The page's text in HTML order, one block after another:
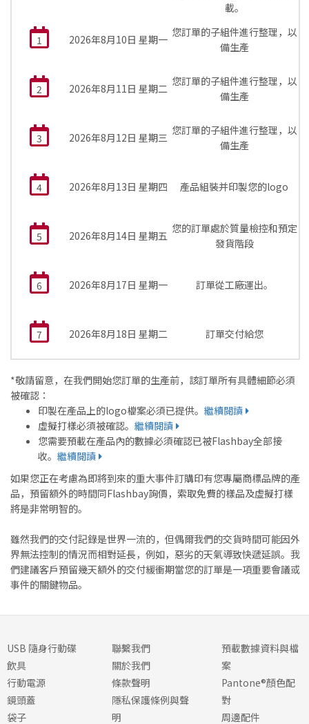
載。
1 2026年8月10日 星期一
您訂單的子組件進行整理，以
備生產
2 2026年8月11日 星期二
您訂單的子組件進行整理，以
備生產
3 2026年8月12日 星期三
您訂單的子組件進行整理，以
備生產
4 2026年8月13日 星期四 產品組裝并印製您的logo
5 2026年8月14日 星期五
您的訂單處於質量檢控和預定
發貨階段
6 2026年8月17日 星期一 訂單從工廠運出。
7 2026年8月18日 星期二 訂單交付給您
*敬請留意，在我們開始您訂單的生產前，該訂單所有具體細節必須
被確認：
印製在產品上的logo檔案必須已提供。 繼續閱讀
虛擬打樣必須被確認。 繼續閱讀
您需要預載在產品內的數據必須確認已被Flashbay全部接
收。 繼續閱讀
如果您正在考慮為即將到來的重大事件訂購印有您專屬商標品牌的產
品，預留額外的時間同Flashbay詢價，索取免費的樣品及虛擬打樣
將是非常明智的。
雖然我們的交付記錄是世界一流的，但偶爾我們的交貨時間可能因外
界無法控制的情況而相對延長，例如，惡劣的天氣導致快遞延誤。我
們建議客戶預留幾天額外的交付緩衝期當您的訂單是一項重要會議或
事件的關鍵物品。
USB 隨身行動碟
飲具
行動電源
鏡頭蓋
袋子
聯繫我們
關於我們
條款聲明
隱私保護條例與聲
明
預載數據資料與檔
案
Pantone®顏色配
對
周邊配件